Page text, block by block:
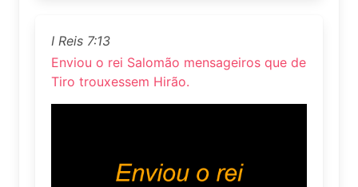
I Reis 7:13
Enviou o rei Salomão mensageiros que de
Tiro trouxessem Hirão.